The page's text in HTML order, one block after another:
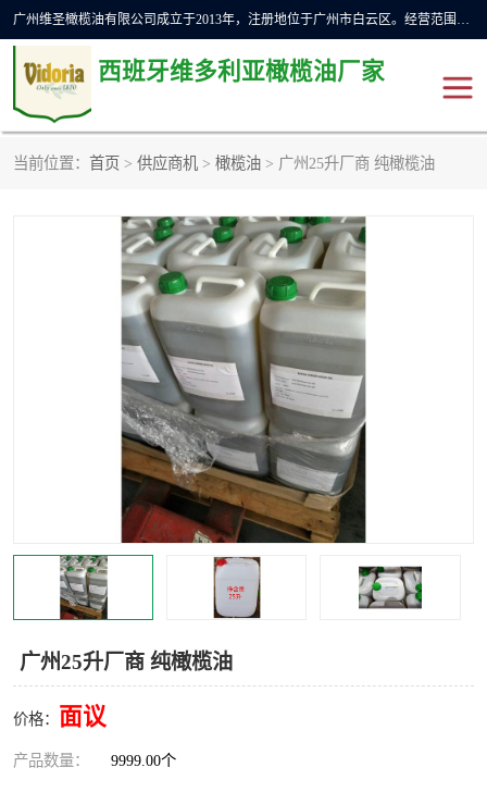
广州维圣橄榄油有限公司成立于2013年，注册地位于广州市白云区。经营范围包括饲料原料销售;畜牧渔业饲料销售;化妆品批发;贸易经纪;食品进出口等，主要产品有：橄榄果渣油，橄榄油，纯橄榄油等。
西班牙维多利亚橄榄油厂家
当前位置： 首页 > 供应商机 > 橄榄油 > 广州25升厂商 纯橄榄油
广州25升厂商 纯橄榄油
价格： 面议
产品数量： 9999.00个
费利佩橄榄油 特级初榨橄榄油
橄榄果渣油 精炼橄榄油